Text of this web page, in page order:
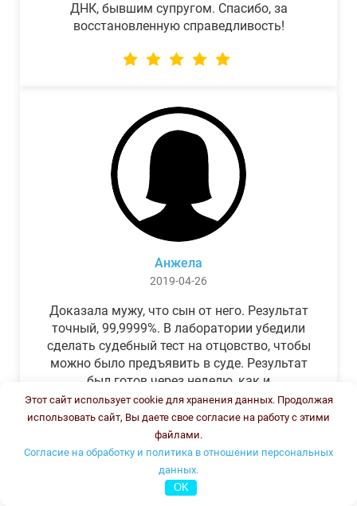
ДНК, бывшим супругом. Спасибо, за
восстановленную справедливость!
Анжела
2019-04-26
Доказала мужу, что сын от него. Результат
точный, 99,9999%. В лаборатории убедили
сделать судебный тест на отцовство, чтобы
можно было предъявить в суде. Результат
был готов через неделю, как и
обещали.Теперь муж бегает и извиняется.
Этот сайт использует cookie для хранения данных. Продолжая
использовать сайт, Вы даете свое согласие на работу с этими
файлами.
Согласие на обработку и политика в отношении персональных
данных.
OK